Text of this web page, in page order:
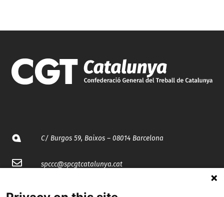
C/ Burgos 59, Baixos – 08014 Barcelona
spccc@spcgtcatalunya.cat